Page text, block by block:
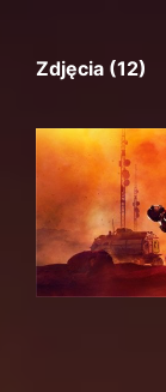
Zdjęcia (12)